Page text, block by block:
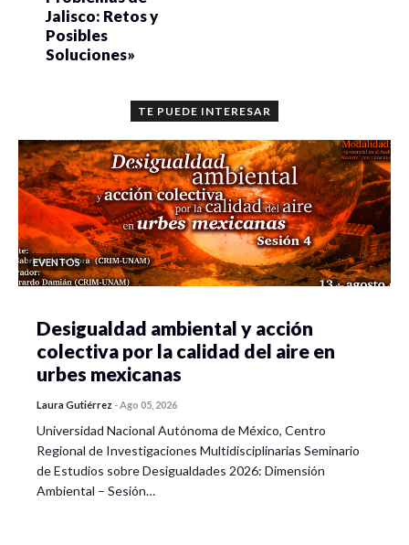
Jalisco: Retos y
Posibles
Soluciones»
TE PUEDE INTERESAR
EVENTOS
Desigualdad ambiental y acción
colectiva por la calidad del aire en
urbes mexicanas
Laura Gutiérrez -Ago 05, 2026
Universidad Nacional Autónoma de México, Centro
Regional de Investigaciones Multidisciplinarias Seminario
de Estudios sobre Desigualdades 2026: Dimensión
Ambiental – Sesión…